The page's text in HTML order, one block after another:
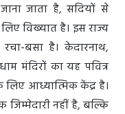
जाता है, सदियों से
विख्यात है। इस राज्य
बसा है। केदारनाथ,
मंदिरों का यह पवित्र
लिए आध्यात्मिक केंद्र है।
जिम्मेदारी नहीं है, बल्कि